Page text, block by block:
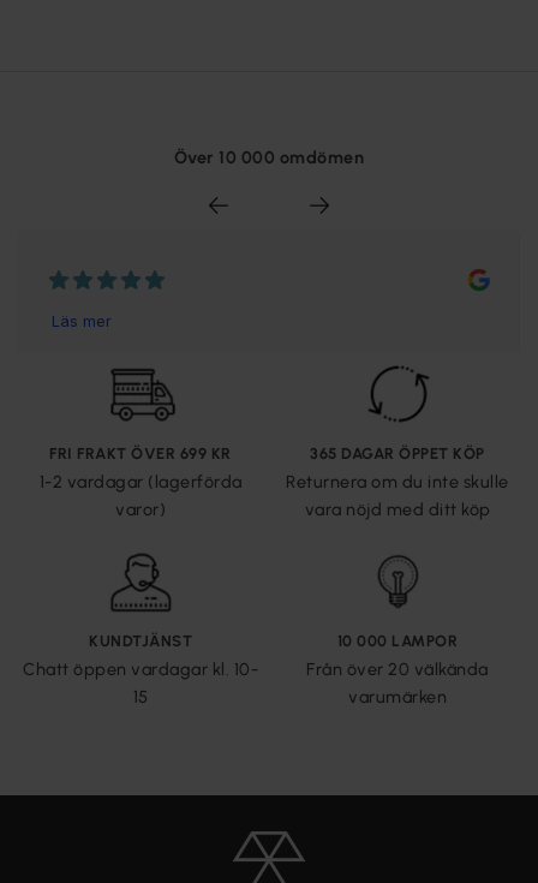
Över 10 000 omdömen
FRI FRAKT ÖVER 699 KR
1-2 vardagar (lagerförda
varor)
365 DAGAR ÖPPET KÖP
Returnera om du inte skulle
vara nöjd med ditt köp
KUNDTJÄNST
Chatt öppen vardagar kl. 10-
15
10 000 LAMPOR
Från över 20 välkända
varumärken